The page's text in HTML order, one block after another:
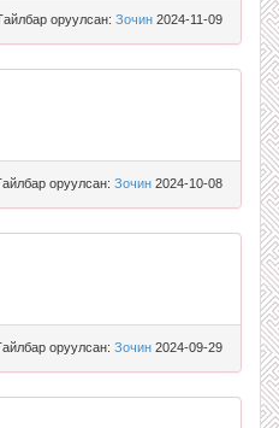
оруулсан: Зочин 2024-11-09
оруулсан: Зочин 2024-10-08
оруулсан: Зочин 2024-09-29